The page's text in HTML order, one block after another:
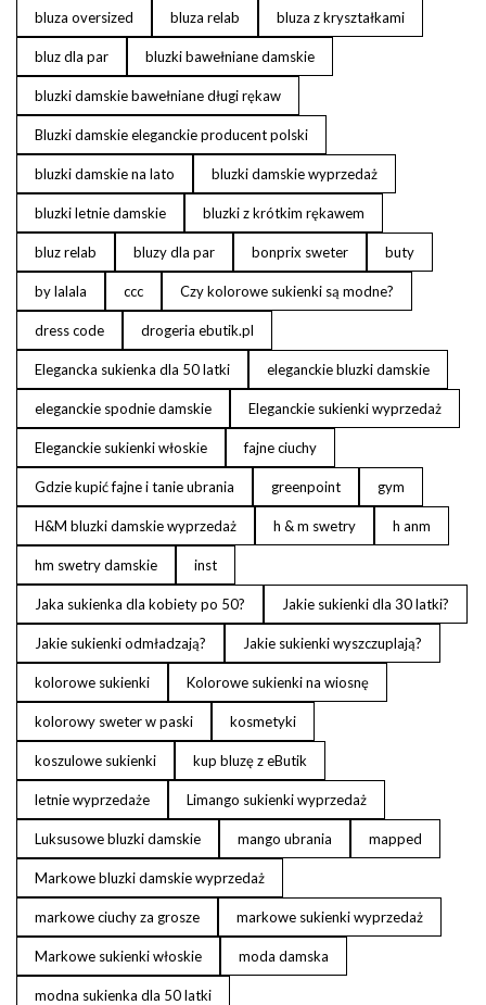
bluza oversized bluza relab bluza z kryształkami
bluz dla par bluzki bawełniane damskie
bluzki damskie bawełniane długi rękaw
Bluzki damskie eleganckie producent polski
bluzki damskie na lato bluzki damskie wyprzedaż
bluzki letnie damskie bluzki z krótkim rękawem
bluz relab bluzy dla par bonprix sweter buty
by lalala ccc Czy kolorowe sukienki są modne?
dress code drogeria ebutik.pl
Elegancka sukienka dla 50 latki eleganckie bluzki damskie
eleganckie spodnie damskie Eleganckie sukienki wyprzedaż
Eleganckie sukienki włoskie fajne ciuchy
Gdzie kupić fajne i tanie ubrania greenpoint gym
H&M bluzki damskie wyprzedaż h & m swetry h anm
hm swetry damskie inst
Jaka sukienka dla kobiety po 50? Jakie sukienki dla 30 latki?
Jakie sukienki odmładzają? Jakie sukienki wyszczuplają?
kolorowe sukienki Kolorowe sukienki na wiosnę
kolorowy sweter w paski kosmetyki
koszulowe sukienki kup bluzę z eButik
letnie wyprzedaże Limango sukienki wyprzedaż
Luksusowe bluzki damskie mango ubrania mapped
Markowe bluzki damskie wyprzedaż
markowe ciuchy za grosze markowe sukienki wyprzedaż
Markowe sukienki włoskie moda damska
modna sukienka dla 50 latki